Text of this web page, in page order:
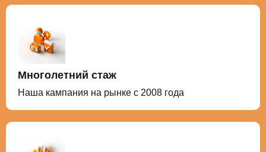
Многолетний стаж
Наша кампания на рынке с 2008 года